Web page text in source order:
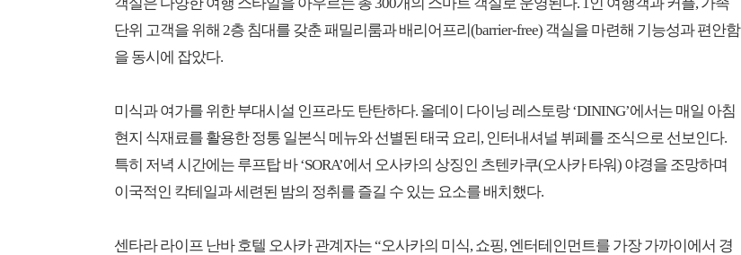
단위 고객을 위해 2층 침대를 갖춘 패밀리룸과 배리어프리(barrier-free) 객실을 마련해 기능성과 편안함
을 동시에 잡았다.
미식과 여가를 위한 부대시설 인프라도 탄탄하다. 올데이 다이닝 레스토랑 ‘DINING’에서는 매일 아침
현지 식재료를 활용한 정통 일본식 메뉴와 선별된 태국 요리, 인터내셔널 뷔페를 조식으로 선보인다.
특히 저녁 시간에는 루프탑 바 ‘SORA’에서 오사카의 상징인 츠텐카쿠(오사카 타워) 야경을 조망하며
이국적인 칵테일과 세련된 밤의 정취를 즐길 수 있는 요소를 배치했다.
센타라 라이프 난바 호텔 오사카 관계자는 “오사카의 미식, 쇼핑, 엔터테인먼트를 가장 가까이에서 경